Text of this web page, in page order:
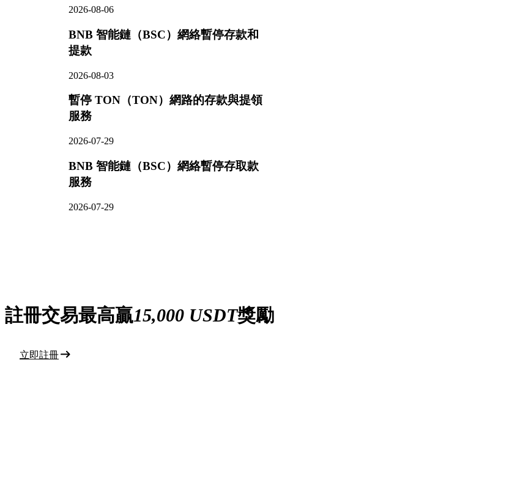
2026-08-06
BNB 智能鏈（BSC）網絡暫停存款和
提款
2026-08-03
暫停 TON（TON）網路的存款與提領
服務
2026-07-29
BNB 智能鏈（BSC）網絡暫停存取款
服務
2026-07-29
註冊交易最高贏15,000 USDT獎勵
立即註冊